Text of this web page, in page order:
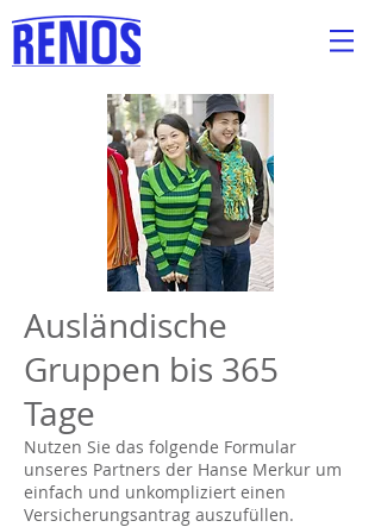
Ausländische
Gruppen bis 365
Tage
Nutzen Sie das folgende Formular
unseres Partners der Hanse Merkur um
einfach und unkompliziert einen
Versicherungsantrag auszufüllen.